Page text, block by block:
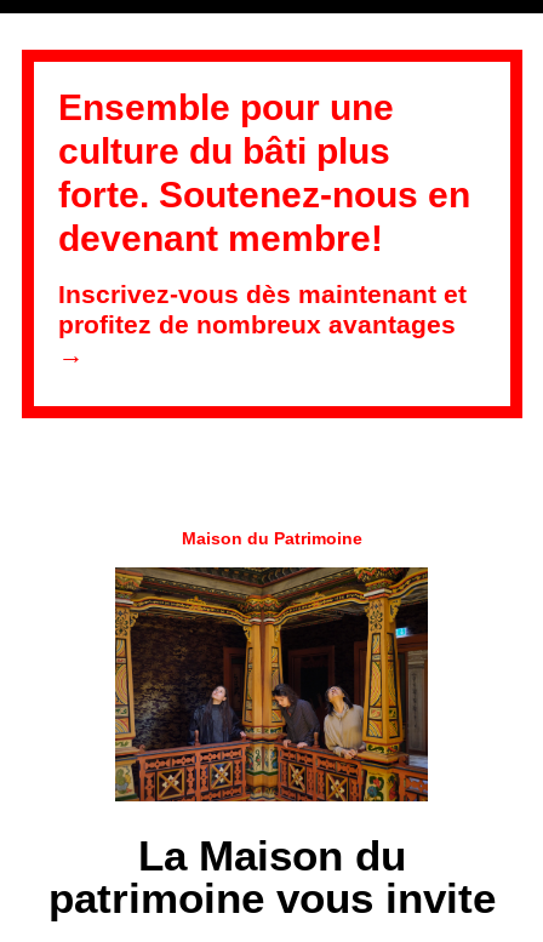
Ensemble pour une
culture du bâti plus
forte. Soutenez-nous en
devenant membre!
Inscrivez-vous dès maintenant et
profitez de nombreux avantages
→
Maison du Patrimoine
La Maison du
patrimoine vous invite